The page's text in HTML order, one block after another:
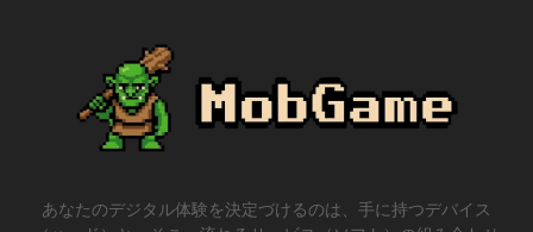
あなたのデジタル体験を決定づけるのは、手に持つデバイス